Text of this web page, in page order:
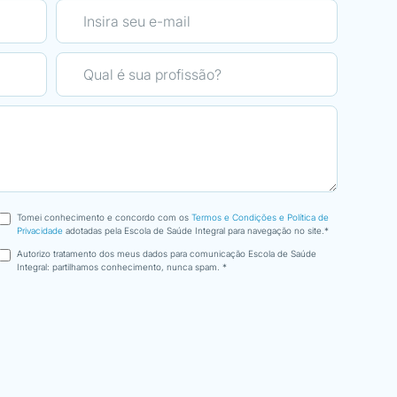
EMAC, aos seus
e organização, pelo
as formações,
ótica, torna essa
por esta
Com sede de mais, participei
Otimização Corporal foi muito
curso Nutrição integrativa, que
Escola com boa logística,
Tomei conhecimento e concordo com os Termos e Condições e Política de
Privacidade adotadas pela Escola de Saúde Integral para navegação no site.*
Autorizo tratamento dos meus dados para comunicação Escola de Saúde
Integral: partilhamos conhecimento, nunca spam. *